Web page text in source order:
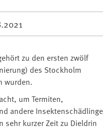
zu den ersten zwölf
des Stockholm
wurden.
um Termiten,
andere Insektenschädlinge
kurzer Zeit zu Dieldrin